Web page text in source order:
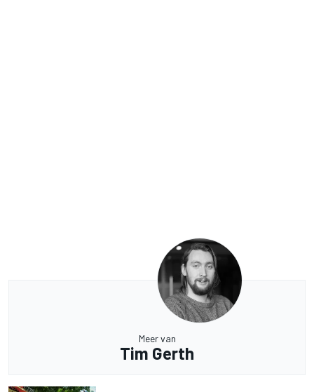
Meer van
Tim Gerth